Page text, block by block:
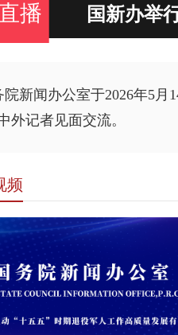
播 国新办举
院新闻办公室于2026年5
外记者见面交流。
频